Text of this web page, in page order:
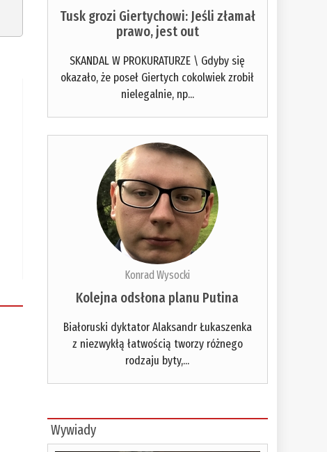
Tusk grozi Giertychowi: Jeśli złamał
prawo, jest out
SKANDAL W PROKURATURZE \ Gdyby się
okazało, że poseł Giertych cokolwiek zrobił
nielegalnie, np...
Konrad Wysocki
Kolejna odsłona planu Putina
Białoruski dyktator Alaksandr Łukaszenka
z niezwykłą łatwością tworzy różnego
rodzaju byty,...
Wywiady